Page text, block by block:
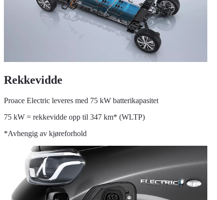
Rekkevidde
Proace Electric leveres med 75 kW batterikapasitet
75 kW = rekkevidde opp til 347 km* (WLTP)
*Avhengig av kjøreforhold